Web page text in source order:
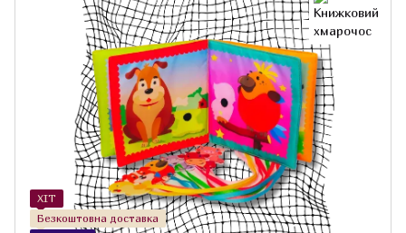
ХІТ
Безкоштовна доставка